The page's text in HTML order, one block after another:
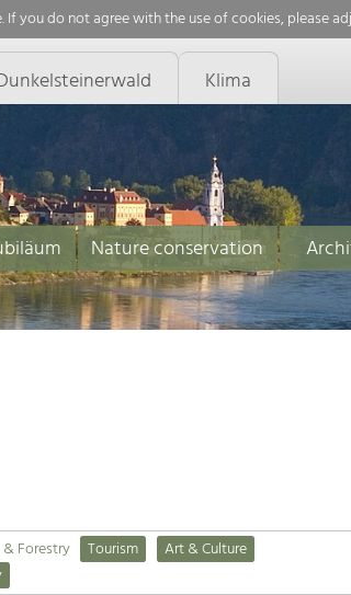
you do not agree with the use of cookies, please
Klima
Nature conservation
Forestry Tourism
Art & Culture